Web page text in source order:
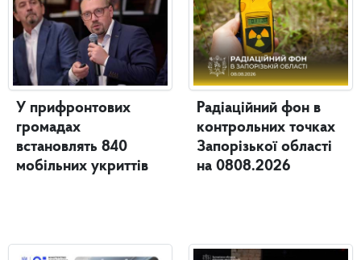
У прифронтових
громадах
встановлять 840
мобільних укриттів
Радіаційний фон в
контрольних точках
Запорізької області
на 0808.2026